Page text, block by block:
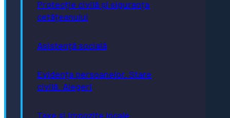
Protecție civilă și siguranța
cetățeanului
Asistență socială
Evidența persoanelor. Stare
civilă. Alegeri
Taxe și impozite locale
Adresă
Piaţa Centrală nr.6 Bistriţa, 420040
Telefon